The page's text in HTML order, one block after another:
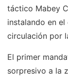
táctico Mabey
instalando en
circulación por
El primer
sorpresivo a la